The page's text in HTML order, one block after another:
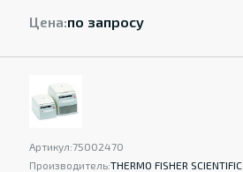
Цена:по запросу
Артикул:75002470
Производитель:THERMO FISHER SCIENTIFIC